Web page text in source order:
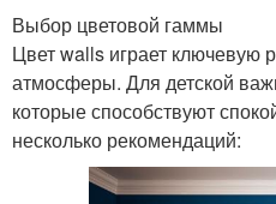
Выбор цветовой гаммы
Цвет walls играет ключевую
атмосферы. Для детской
которые способствуют
несколько рекомендаций: